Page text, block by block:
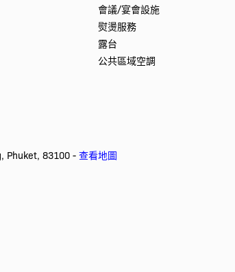
會議/宴會設施
熨燙服務
露台
公共區域空調
Phuket, 83100 - 查看地圖